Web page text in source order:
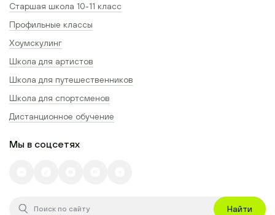
Старшая школа 10-11 класс
Профильные классы
Хоумскулинг
Школа для артистов
Школа для путешественников
Школа для спортсменов
Дистанционное обучение
Мы в соцсетях
Найти